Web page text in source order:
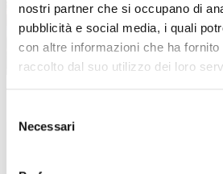
nostri partner che si occupano di
pubblicità e social media, i quali
con altre informazioni che ha
raccolto dal suo utilizzo dei loro
delNecessari
Un incontro in
Bergamo
Sei diplomato
Diventa OSS in